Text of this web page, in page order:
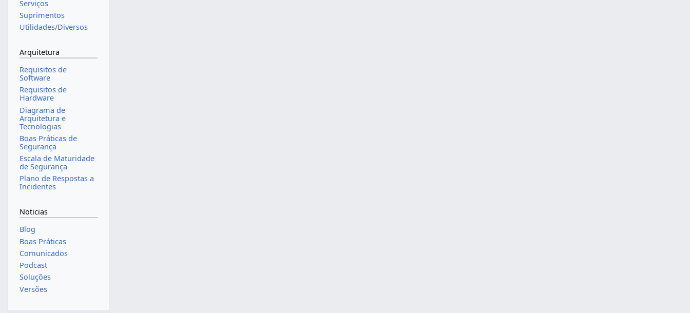
Serviços
Suprimentos
Utilidades/Diversos
Arquitetura
Requisitos de
Software
Requisitos de
Hardware
Diagrama de
Arquitetura e
Tecnologias
Boas Práticas de
Segurança
Escala de Maturidade
de Segurança
Plano de Respostas a
Incidentes
Noticias
Blog
Boas Práticas
Comunicados
Podcast
Soluções
Versões